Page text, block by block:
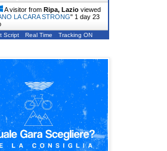
A visitor from Ripa, Lazio viewed
LA CARA STRONG" 1 day 23
Script Real Time Tracking ON